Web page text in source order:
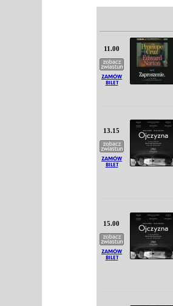
11.00
13.15
15.00